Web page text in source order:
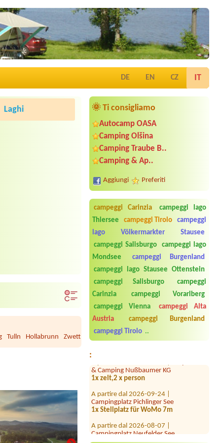
DE EN CZ IT
🌞 Ti consigliamo
Autocamp OASA
Camping Olšina
Camping Traube B..
Camping & Ap..
Aggiungi Preferiti
campeggi Carinzia
campeggi lago
Thiersee
campeggi Tirolo
campeggi
lago Völkermarkter Stausee
campeggi Salisburgo
campeggi lago
Mondsee
campeggi Burgenland
campeggi lago Stausee Ottenstein
campeggi Salisburgo
campeggi
Carinzia
campeggi Vorarlberg
campeggi Vienna
campeggi Alta
Austria
campeggi Burgenland
campeggi Tirolo ..
:
A partire dal 2026-07-31 |
Campingplatz Neufelder See
A partire dal 2026-07-21 |Camping
1 Stellplatz, mit Strom
& Camping Nußbaumer KG
1x zelt,2 x person
A partire dal 2026-09-24 |
1x Stellplatz für WoMo 7m
A partire dal 2026-08-07 |
Platz für 2 Zelte (3erwachsene, 1kind)
Laghi
Tulln Hollabrunn Zwettl Scheibbs Gmünd